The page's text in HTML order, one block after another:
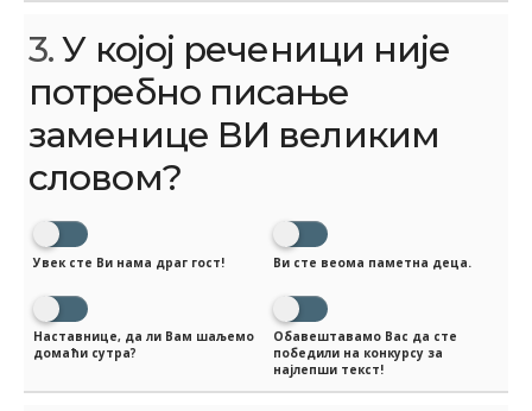
3.У којој реченици није
потребно писање
заменице ВИ великим
словом?
Увек сте Ви нама драг гост! Ви сте веома паметна деца.
Наставнице, да ли Вам шаљемо
домаћи сутра?
Обавештавамо Вас да сте
победили на конкурсу за
најлепши текст!